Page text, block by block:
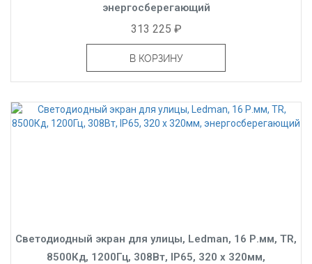
энергосберегающий
313 225 ₽
В КОРЗИНУ
Светодиодный экран для улицы, Ledman, 16 Р.мм, TR,
8500Кд, 1200Гц, 308Вт, IP65, 320 x 320мм,